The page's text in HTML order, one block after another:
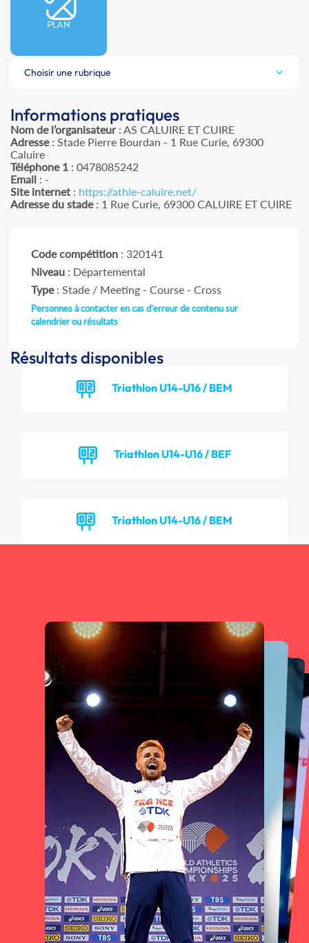
PLAN
Choisir une rubrique
Informations pratiques
Nom de l’organisateur: AS CALUIRE ET CUIRE
Adresse: Stade Pierre Bourdan - 1 Rue Curie, 69300
Caluire
Téléphone 1 : 0478085242
Email : -
Site internet : https://athle-caluire.net/
Adresse du stade: 1 Rue Curie, 69300 CALUIRE ET CUIRE
Code compétition : 320141
Niveau : Départemental
Type: Stade / Meeting - Course - Cross
Personnes à contacter en cas d'erreur de contenu sur
calendrier ou résultats
Résultats disponibles
Triathlon U14-U16 / BEM
Triathlon U14-U16 / BEF
Triathlon U14-U16 / BEM